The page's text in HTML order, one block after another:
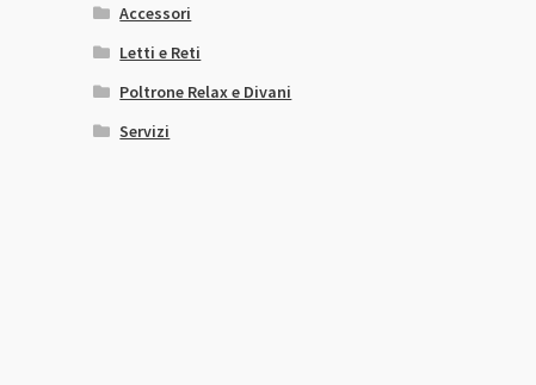
Accessori
Letti e Reti
Poltrone Relax e Divani
Servizi